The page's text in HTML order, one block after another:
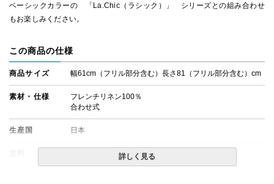
ベーシックカラーの 「La.Chic（ラシック）」 シリーズとの組み合わせ
もお楽しみください。
この商品の仕様
商品サイズ 幅61cm（フリル部分含む）長さ81（フリル部分含む）cm
素材・仕様
フレンチリネン100％
合わせ式
生産国 日本
詳しく見る